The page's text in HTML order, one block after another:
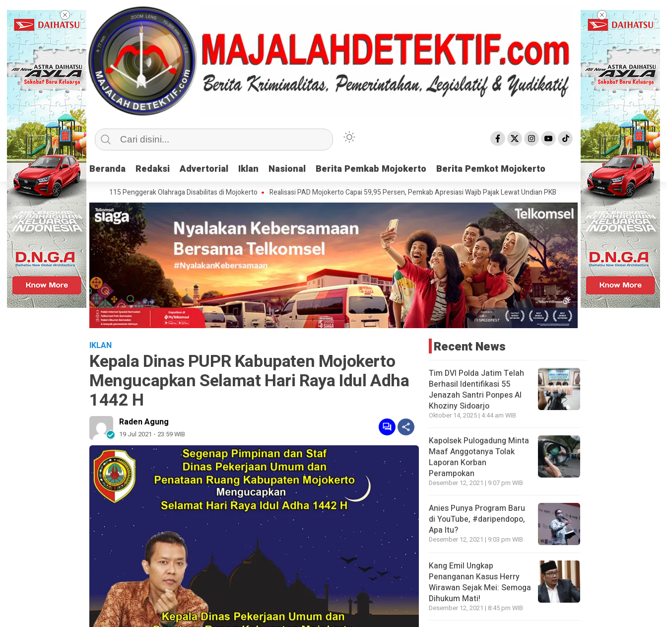
Beranda Redaksi Advertorial Iklan Nasional Berita Pemkab Mojokerto Berita Pemkot Mojokerto
Beranda Redaksi Advertorial Iklan Nasional Berita Pemkab Mojokerto Berita Pemkot Mojokerto
Kemenpora Latih 115 Penggerak Olahraga Disabilitas di Mojokerto Realisasi PAD Mojokerto Capai 59,95 Persen, Pemkab Apresiasi Wajib Pajak Lewat Undian PKB Satpol PP Mojokerto Sisir 15 Titik,
IKLAN
Kepala Dinas PUPR Kabupaten Mojokerto
Mengucapkan Selamat Hari Raya Idul Adha
1442 H
Raden Agung
19 Jul 2021 - 23:59 WIB
Recent News
Tim DVI Polda Jatim Telah
Berhasil Identifikasi 55
Jenazah Santri Ponpes Al
Khoziny Sidoarjo
Oktober 14, 2025 | 4:44 am WIB
Kapolsek Pulogadung Minta
Maaf Anggotanya Tolak
Laporan Korban
Perampokan
Desember 12, 2021 | 9:07 pm WIB
Anies Punya Program Baru
di YouTube, #daripendopo,
Apa Itu?
Desember 12, 2021 | 9:03 pm WIB
Kang Emil Ungkap
Penanganan Kasus Herry
Wirawan Sejak Mei: Semoga
Dihukum Mati!
Desember 12, 2021 | 8:45 pm WIB